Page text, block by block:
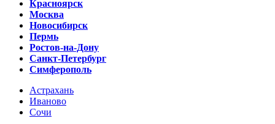
Красноярск
Москва
Новосибирск
Пермь
Ростов-на-Дону
Санкт-Петербург
Симферополь
Астрахань
Иваново
Сочи